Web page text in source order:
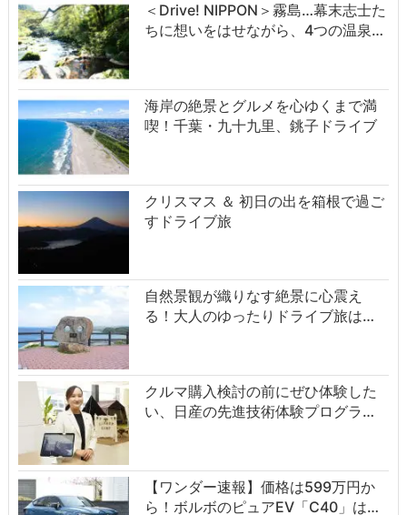
＜Drive! NIPPON＞霧島…幕末志士た
ちに想いをはせながら、4つの温泉…
海岸の絶景とグルメを心ゆくまで満
喫！千葉・九十九里、銚子ドライブ
クリスマス ＆ 初日の出を箱根で過ご
すドライブ旅
自然景観が織りなす絶景に心震え
る！大人のゆったりドライブ旅は…
クルマ購入検討の前にぜひ体験した
い、日産の先進技術体験プログラ…
【ワンダー速報】価格は599万円か
ら！ボルボのピュアEV「C40」は…